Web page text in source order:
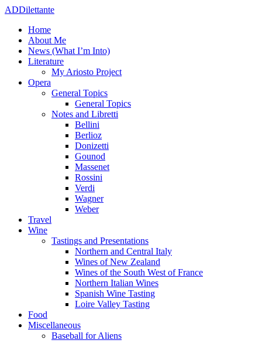
ADDilettante
Home
About Me
News (What I’m Into)
Literature
My Ariosto Project
Opera
General Topics
General Topics
Notes and Libretti
Bellini
Berlioz
Donizetti
Gounod
Massenet
Rossini
Verdi
Wagner
Weber
Travel
Wine
Tastings and Presentations
Northern and Central Italy
Wines of New Zealand
Wines of the South West of France
Northern Italian Wines
Spanish Wine Tasting
Loire Valley Tasting
Food
Miscellaneous
Baseball for Aliens